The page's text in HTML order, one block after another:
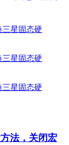
法，关闭宏